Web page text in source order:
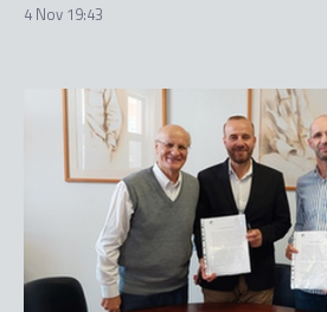
4 Nov 19:43